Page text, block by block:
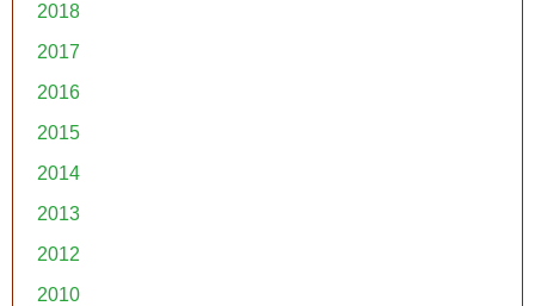
2018
2017
2016
2015
2014
2013
2012
2010